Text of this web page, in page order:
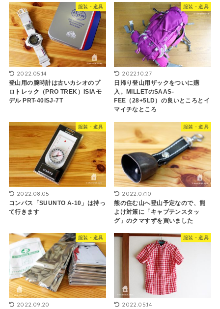
服装・道具
2022.05.14
登山用の腕時計は古いカシオのプ
ロトレック（PRO TREK）ISIAモ
デル PRT-40ISJ-7T
服装・道具
2022.10.27
日帰り登山用ザックをついに購
入。MILLETのSAAS-
FEE（28+5LD）の良いところとイ
マイチなところ
服装・道具
2022.08.05
コンパス「SUUNTO A-10」は持っ
て行きます
服装・道具
2022.07.10
熊の住む山へ登山予定なので、熊
よけ対策に「キャプテンスタッ
グ」のクマすずを買いました
服装・道具
2022.09.20
服装・道具
2022.05.14